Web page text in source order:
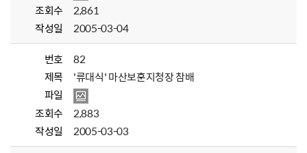
조회수
2,861
작성일
2005-03-04
번호
82
제목
'류대식' 마산보훈지청장 참배
파일
조회수
2,883
작성일
2005-03-03